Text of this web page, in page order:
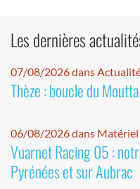
Les dernières
07/08/2026 dans
Thèze : boucle du Moutta
06/08/2026 dans Matériel
Vuarnet Racing 05 :
Pyrénées et sur Aubrac